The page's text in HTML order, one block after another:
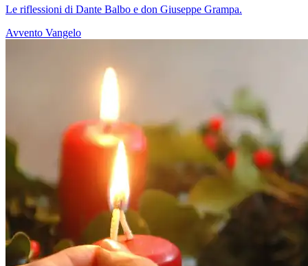
Le riflessioni di Dante Balbo e don Giuseppe Grampa.
Avvento Vangelo